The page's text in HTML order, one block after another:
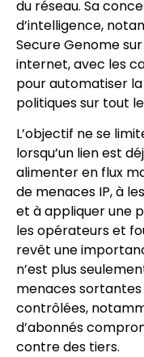
du réseau. Sa
d’intelligence,
Secure Genome
internet, avec les
pour automatiser
politiques sur tout
L’objectif ne se
lorsqu’un lien est
alimenter en flux
de menaces IP, à
et à appliquer une
les opérateurs et
revêt une
n’est plus
menaces
contrôlées,
d’abonnés
contre des tiers.